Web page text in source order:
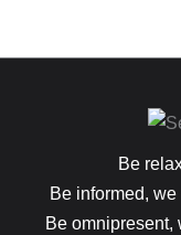
Be
Be informed,
Be omnipresent,